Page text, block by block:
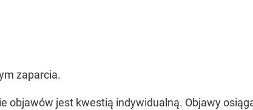
zaparcia.
objawów jest kwestią indywidualną. Objawy